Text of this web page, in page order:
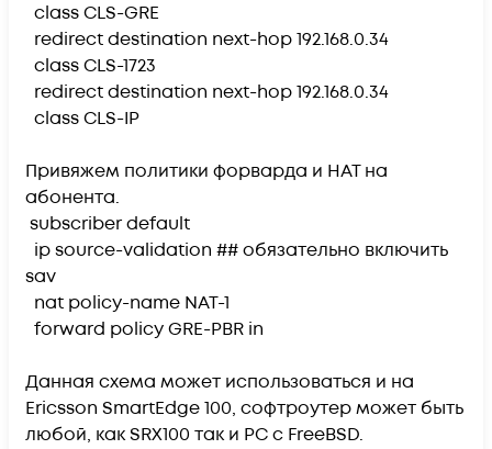
class CLS-GRE
redirect destination next-hop 192.168.0.34
class CLS-1723
redirect destination next-hop 192.168.0.34
class CLS-IP
Привяжем политики форварда и НАТ на
абонента.
subscriber default
ip source-validation ##обязательно включить
sav
nat policy-name NAT-1
forward policy GRE-PBR in
Данная схема может использоваться и на
Ericsson SmartEdge 100, софтроутер может быть
любой, как SRX100 так и PC с FreeBSD.